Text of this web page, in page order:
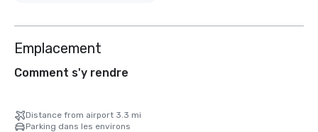
Emplacement
Comment s'y rendre
Distance from airport 3.3 mi
Parking dans les environs